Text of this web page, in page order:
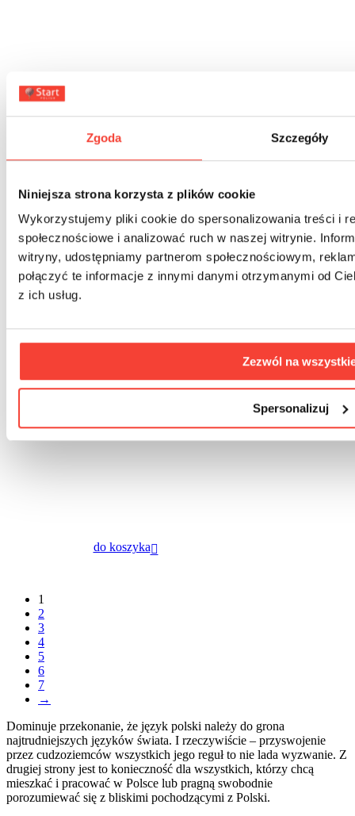
Zgoda Szczegóły
Niniejsza strona korzysta z plików cookie
Wykorzystujemy pliki cookie do spersonalizowania treści i
społecznościowe i analizować ruch w naszej witrynie.
witryny, udostępniamy partnerom społecznościowym,
połączyć te informacje z innymi danymi otrzymanymi od
z ich usług.
Zezwól na
Spersonalizuj
Start HOP HOP Język polski dla dzieci A2 –
do koszyka
1
2
3
4
5
6
7
→
Dominuje przekonanie, że język polski należy do grona
najtrudniejszych języków świata. I rzeczywiście – przyswojenie
przez cudzoziemców wszystkich jego reguł to nie lada wyzwanie. Z
drugiej strony jest to konieczność dla wszystkich, którzy chcą
mieszkać i pracować w Polsce lub pragną swobodnie
porozumiewać się z bliskimi pochodzącymi z Polski.